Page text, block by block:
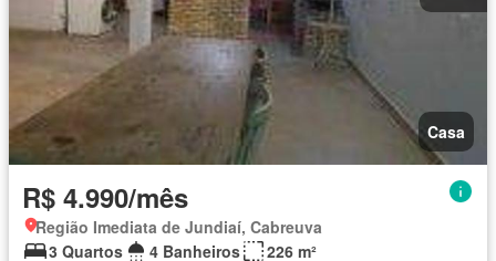
Casa
R$ 4.990/mês
Região Imediata de Jundiaí, Cabreuva
3 Quartos
4 Banheiros 226 m²